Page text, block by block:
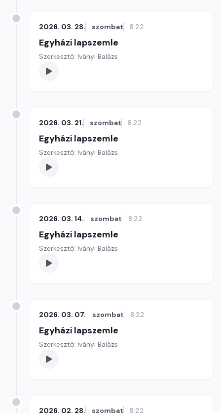
2026. 03. 28. szombat 8:22
Egyházi lapszemle
Szerkesztő: Iványi Balázs
2026. 03. 21. szombat 8:22
Egyházi lapszemle
Szerkesztő: Iványi Balázs
2026. 03. 14. szombat 8:22
Egyházi lapszemle
Szerkesztő: Iványi Balázs
2026. 03. 07. szombat 8:22
Egyházi lapszemle
Szerkesztő: Iványi Balázs
2026. 02. 28. szombat 8:22